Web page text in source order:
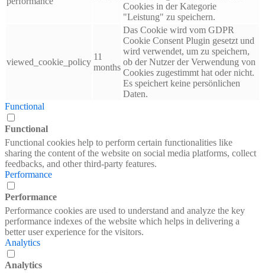
Cookies in der Kategorie
"Leistung" zu speichern.
viewed_cookie_policy
11
months
Das Cookie wird vom GDPR
Cookie Consent Plugin gesetzt und
wird verwendet, um zu speichern,
ob der Nutzer der Verwendung von
Cookies zugestimmt hat oder nicht.
Es speichert keine persönlichen
Daten.
Functional
Functional
Functional cookies help to perform certain functionalities like
sharing the content of the website on social media platforms, collect
feedbacks, and other third-party features.
Performance
Performance
Performance cookies are used to understand and analyze the key
performance indexes of the website which helps in delivering a
better user experience for the visitors.
Analytics
Analytics